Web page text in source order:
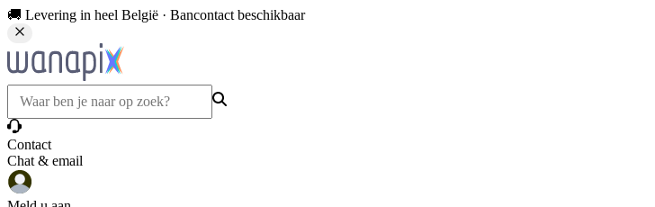
🚚 Levering in heel België · Bancontact beschikbaar
Contact
Chat & email